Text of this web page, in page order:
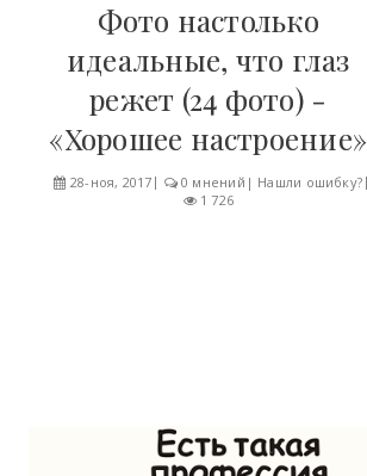
Фото настолько
идеальные, что глаз
режет (24 фото) -
«Хорошее настроение»
28-ноя, 2017 0 мнений | Нашли ошибку?
1 726